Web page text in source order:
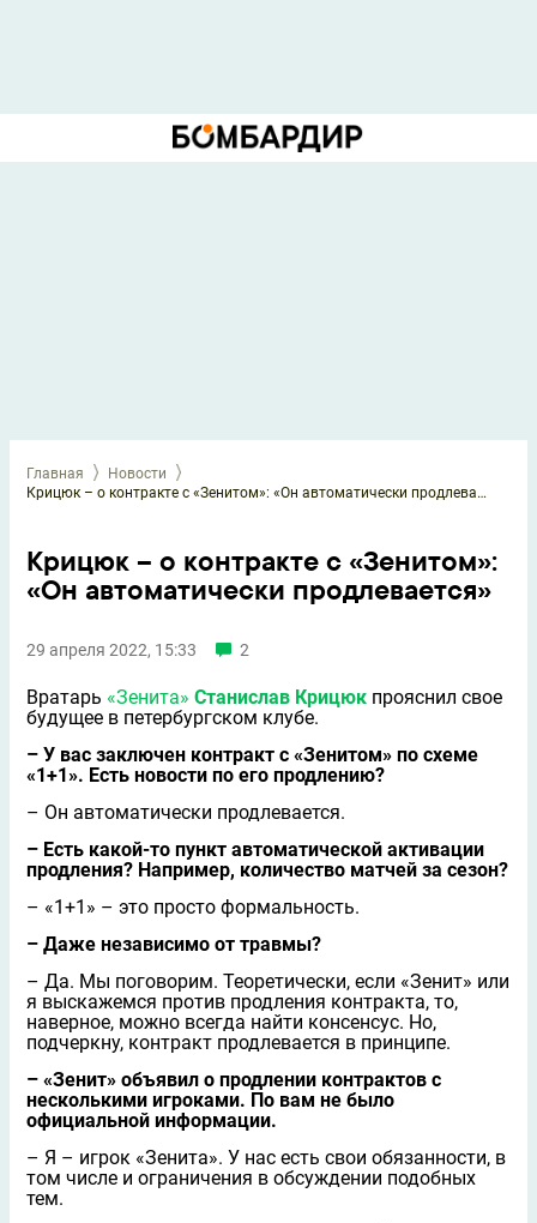
Главная
Новости
Крицюк – о контракте с «Зенитом»: «Он автоматически продлевается»
Крицюк – о контракте с «Зенитом»:
«Он автоматически продлевается»
29 апреля 2022, 15:33 2
Вратарь «Зенита» Станислав Крицюк прояснил свое
будущее в петербургском клубе.
– У вас заключен контракт с «Зенитом» по схеме
«1+1». Есть новости по его продлению?
– Он автоматически продлевается.
– Есть какой-то пункт автоматической активации
продления? Например, количество матчей за сезон?
– «1+1» – это просто формальность.
– Даже независимо от травмы?
– Да. Мы поговорим. Теоретически, если «Зенит» или
я выскажемся против продления контракта, то,
наверное, можно всегда найти консенсус. Но,
подчеркну, контракт продлевается в принципе.
– «Зенит» объявил о продлении контрактов с
несколькими игроками. По вам не было
официальной информации.
– Я – игрок «Зенита». У нас есть свои обязанности, в
том числе и ограничения в обсуждении подобных
тем.